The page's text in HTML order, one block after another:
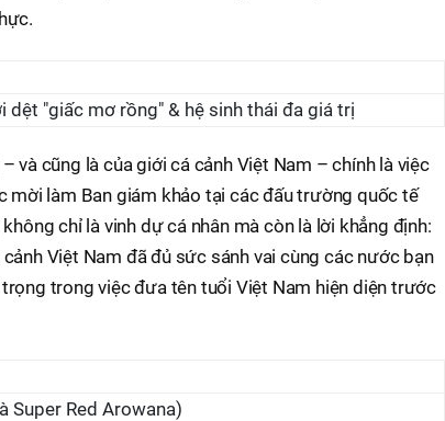
dệt "giấc mơ rồng" & hệ sinh thái đa giá trị
và cũng là của giới cá cảnh Việt Nam – chính là việc
làm Ban giám khảo tại các đấu trường quốc tế
chỉ là vinh dự cá nhân mà còn là lời khẳng định:
Việt Nam đã đủ sức sánh vai cùng các nước bạn
trong việc đưa tên tuổi Việt Nam hiện diện trước
Super Red Arowana)